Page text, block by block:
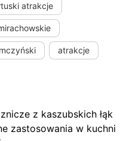
atrakcje
atrakcje
z kaszubskich łąk
zastosowania w kuchni